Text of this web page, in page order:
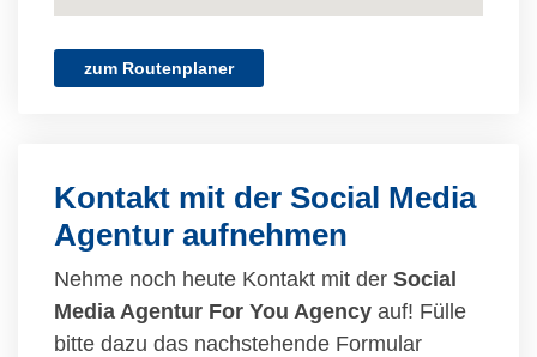
zum Routenplaner
Kontakt mit der Social Media
Agentur aufnehmen
Nehme noch heute Kontakt mit der Social
Media Agentur For You Agency auf! Fülle
bitte dazu das nachstehende Formular